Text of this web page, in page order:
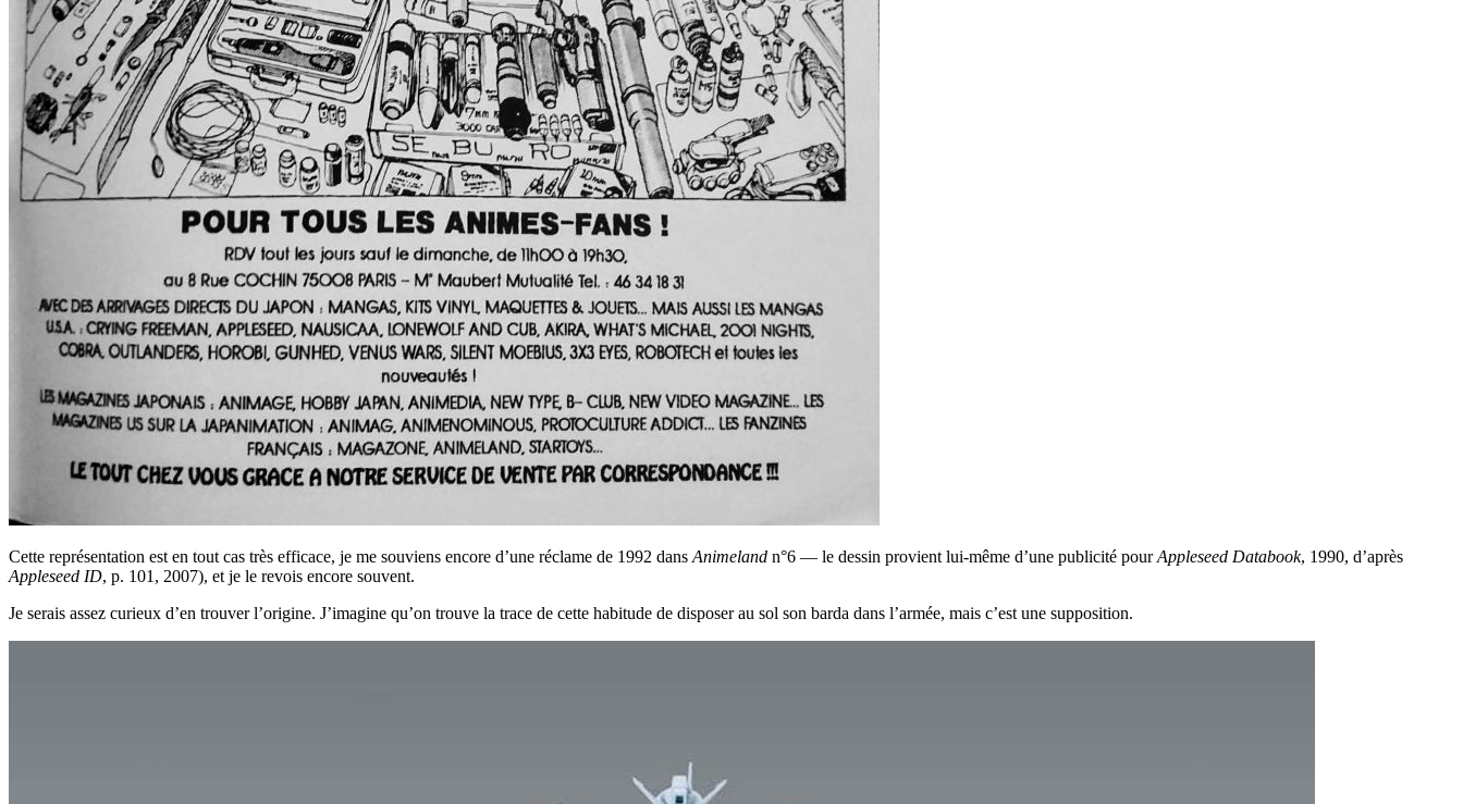
Cette représentation est en tout cas très efficace, je me souviens encore d’une réclame de 1992 dans Animeland n°6 — le dessin provient lui-même d’une publicité pourAppleseed Databook, 1990, d’après
Appleseed ID, p. 101, 2007), et je le revois encore souvent.
Je serais assez curieux d’en trouver l’origine. J’imagine qu’on trouve la trace de cette habitude de disposer au sol son barda dans l’armée, mais c’est une supposition.